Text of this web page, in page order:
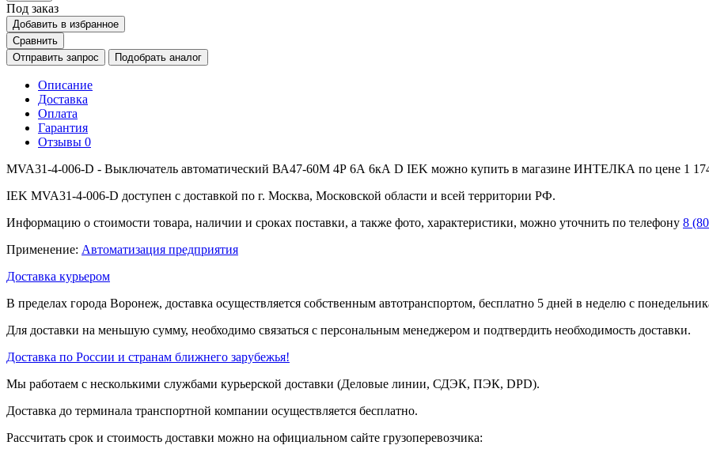
Под заказ
Добавить в избранное
Сравнить
Отправить запрос
Подобрать аналог
Описание
Доставка
Оплата
Гарантия
Отзывы 0
MVA31-4-006-D - Выключатель автоматический ВА47-60M 4Р 6А 6кА D IEK можно купить в магазине ИНТЕЛКА по цене 1
IEK MVA31-4-006-D доступен с доставкой по г. Москва, Московской области и всей территории РФ.
Информацию о стоимости товара, наличии и сроках поставки, а также фото, характеристики, можно уточнить по телефону 8
Применение: Автоматизация предприятия
Доставка курьером
В пределах города Воронеж, доставка осуществляется собственным автотранспортом, бесплатно 5 дней в неделю с
Для доставки на меньшую сумму, необходимо связаться с персональным менеджером и подтвердить необходимость доставки.
Доставка по России и странам ближнего зарубежья!
Мы работаем с несколькими службами курьерской доставки (Деловые линии, СДЭК, ПЭК, DPD).
Доставка до терминала транспортной компании осуществляется бесплатно.
Рассчитать срок и стоимость доставки можно на официальном сайте грузоперевозчика: